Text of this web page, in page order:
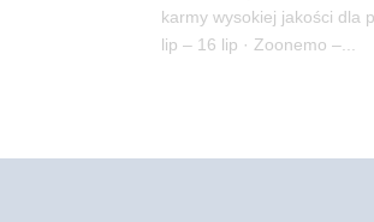
karmy wysokiej jakości dla
lip – 16 lip · Zoonemo –...